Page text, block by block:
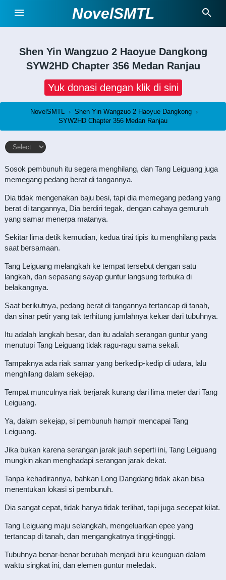
NovelSMTL
Shen Yin Wangzuo 2 Haoyue Dangkong
SYW2HD Chapter 356 Medan Ranjau
Yuk donasi dengan klik di sini
NovelSMTL › Shen Yin Wangzuo 2 Haoyue Dangkong ›
SYW2HD Chapter 356 Medan Ranjau
Sosok pembunuh itu segera menghilang, dan Tang Leiguang juga
memegang pedang berat di tangannya.
Dia tidak mengenakan baju besi, tapi dia memegang pedang yang
berat di tangannya, Dia berdiri tegak, dengan cahaya gemuruh
yang samar menerpa matanya.
Sekitar lima detik kemudian, kedua tirai tipis itu menghilang pada
saat bersamaan.
Tang Leiguang melangkah ke tempat tersebut dengan satu
langkah, dan sepasang sayap guntur langsung terbuka di
belakangnya.
Saat berikutnya, pedang berat di tangannya tertancap di tanah,
dan sinar petir yang tak terhitung jumlahnya keluar dari tubuhnya.
Itu adalah langkah besar, dan itu adalah serangan guntur yang
menutupi Tang Leiguang tidak ragu-ragu sama sekali.
Tampaknya ada riak samar yang berkedip-kedip di udara, lalu
menghilang dalam sekejap.
Tempat munculnya riak berjarak kurang dari lima meter dari Tang
Leiguang.
Ya, dalam sekejap, si pembunuh hampir mencapai Tang
Leiguang.
Jika bukan karena serangan jarak jauh seperti ini, Tang Leiguang
mungkin akan menghadapi serangan jarak dekat.
Tanpa kehadirannya, bahkan Long Dangdang tidak akan bisa
menentukan lokasi si pembunuh.
Dia sangat cepat, tidak hanya tidak terlihat, tapi juga secepat kilat.
Tang Leiguang maju selangkah, mengeluarkan epee yang
tertancap di tanah, dan mengangkatnya tinggi-tinggi.
Tubuhnya benar-benar berubah menjadi biru keunguan dalam
waktu singkat ini, dan elemen guntur meledak.